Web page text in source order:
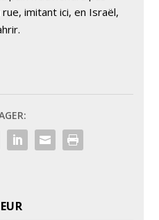
imitant ici, en Israël,